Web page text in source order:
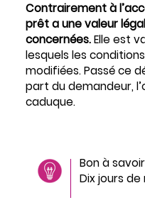
Contrairement à
prêt a une valeur
concernées.Elle est
lesquels les
modifiées. Passé ce
part du demandeur,
caduque.
Bon à savoir
Dix jours